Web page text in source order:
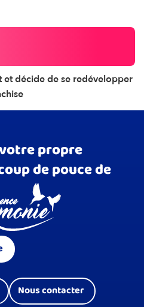
la
et décide de se redévelopper
propre
de pouce de
Nous contacter